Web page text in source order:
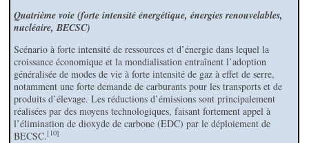
Quatrième voie (forte intensité énergétique, énergies renouvelables,
nucléaire, BECSC)
Scénario à forte intensité de ressources et d’énergie dans lequel la
croissance économique et la mondialisation entraînent l’adoption
généralisée de modes de vie à forte intensité de gaz à effet de serre,
notamment une forte demande de carburants pour les transports et de
produits d’élevage. Les réductions d’émissions sont principalement
réalisées par des moyens technologiques, faisant fortement appel à
l’élimination de dioxyde de carbone (EDC) par le déploiement de
BECSC. [10]